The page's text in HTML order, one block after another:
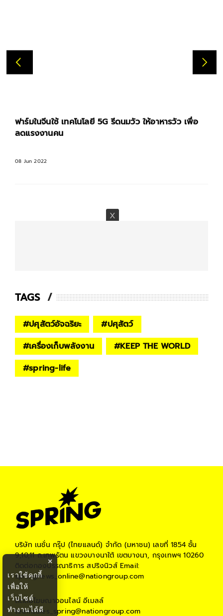
ฟาร์มในจีนใช้ เทคโนโลยี 5G รีดนมวัว ให้อาหารวัว เพื่อ
ลดแรงงานคน
08 Jun 2022
TAGS
#ปศุสัตว์อัจฉริยะ #ปศุสัตว์
#เครื่องเก็บพลังงาน #KEEP THE WORLD
#spring-life
บริษัท เนชั่น กรุ๊ป (ไทยแลนด์) จำกัด (มหาชน) เลขที่ 1854 ชั้น
9,10,11 ถ.เทพรัตน แขวงบางนาใต้ เขตบางนา, กรุงเทพฯ 10260
ติดต่อกองบรรณาธิการ สปริงนิวส์Email:
springnews_online@nationgroup.com
ติดต่อโฆษณาออนไลน์ อีเมลล์
teamsales_spring@nationgroup.com
×
เราใช้คุกกี้
เพื่อให้
เว็บไซต์
ทำงานได้ดี